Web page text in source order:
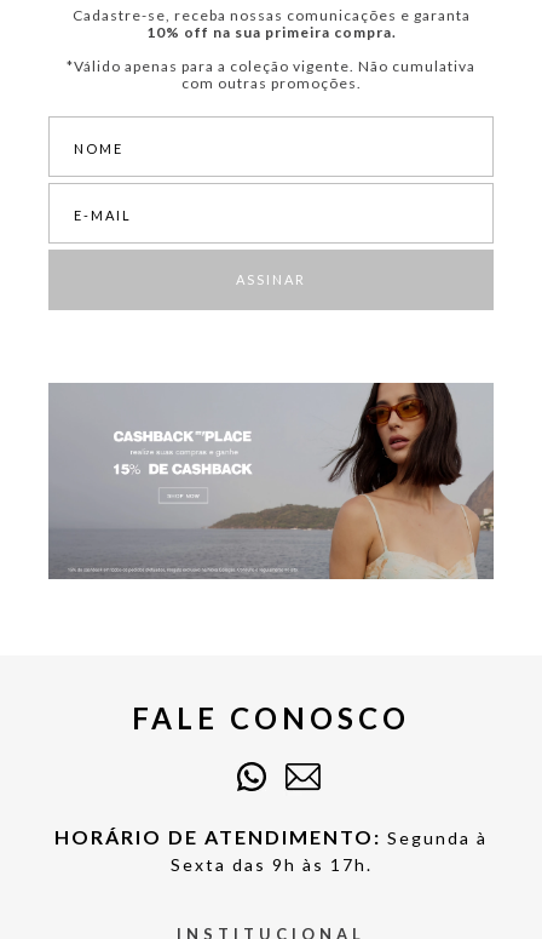
Cadastre-se, receba nossas comunicações e garanta
10% off na sua primeira compra.
*Válido apenas para a coleção vigente. Não cumulativa
com outras promoções.
ASSINAR
FALE CONOSCO
HORÁRIO DE ATENDIMENTO: Segunda à
Sexta das 9h às 17h.
INSTITUCIONAL